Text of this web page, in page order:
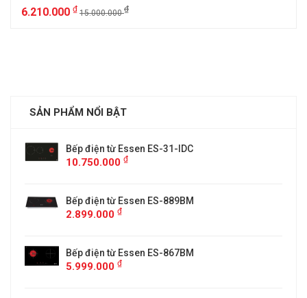
6.210.000 ₫ 15.000.000₫
SẢN PHẨM NỔI BẬT
Bếp điện từ Essen ES-31-IDC
10.750.000 ₫
Bếp điện từ Essen ES-889BM
2.899.000 ₫
Bếp điện từ Essen ES-867BM
5.999.000 ₫